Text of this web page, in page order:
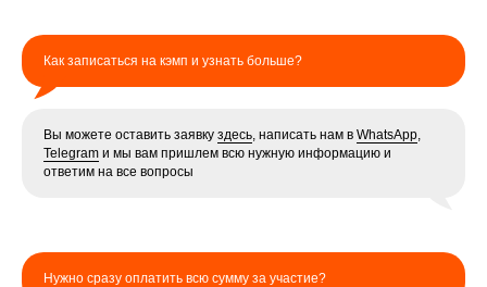
Как записаться на кэмп и узнать больше?
Вы можете оставить заявку здесь , написать нам в WhatsApp
Telegram и мы вам пришлем всю нужную информацию и
ответим на все вопросы
Нужно сразу оплатить всю сумму за участие?